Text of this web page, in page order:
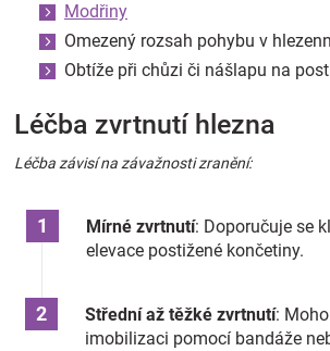
Modřiny
Omezený rozsah pohybu v
Obtíže při chůzi či nášlapu na
Léčba zvrtnutí hlezna
Léčba závisí na závažnosti zranění:
Mírné zvrtnutí: Doporučuje se
elevace postižené končetiny.
Střední až těžké zvrtnutí:
imobilizaci pomocí bandáže